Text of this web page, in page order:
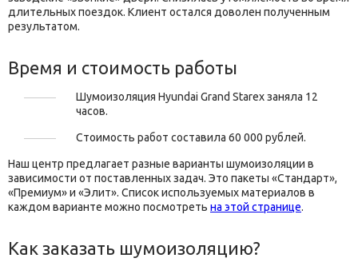
длительных поездок. Клиент остался доволен полученным
результатом.
Время и стоимость работы
Шумоизоляция Hyundai Grand Starex заняла 12
часов.
Стоимость работ составила 60 000 рублей.
Наш центр предлагает разные варианты шумоизоляции в
зависимости от поставленных задач. Это пакеты «Стандарт»,
«Премиум» и «Элит». Список используемых материалов в
каждом варианте можно посмотреть на этой странице.
Как заказать шумоизоляцию?